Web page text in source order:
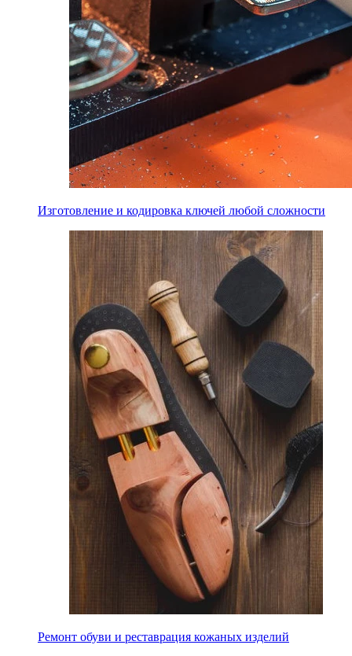
Изготовление и кодировка ключей любой сложности
Ремонт обуви и реставрация кожаных изделий